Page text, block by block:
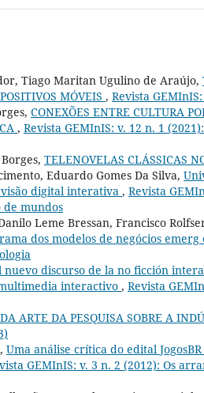
Tiago Maritan Ugulino de Araújo,
MÓVEIS , Revista
CONEXÕES ENTRE CULTURA
, Revista GEMInIS: v. 12 n. 1
TELENOVELAS CLÁSSICAS
Eduardo Gomes Da Silva,
digital interativa , Revista
de mundos
Leme Bressan, Francisco
dos modelos de negócios
nuevo discurso de la no ficción
interactivo , Revista
ARTE DA PESQUISA SOBRE A
Uma análise crítica do edital
GEMInIS: v. 3 n. 2 (2012): Os